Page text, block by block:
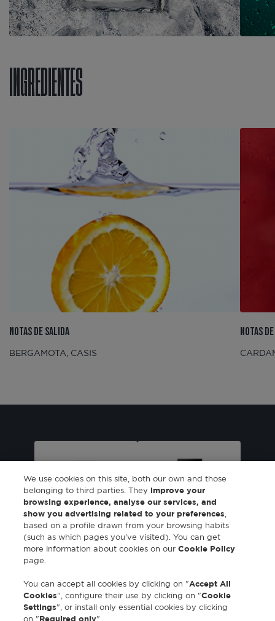
INGREDIENTES
NOTAS DE SALIDA
BERGAMOTA, CASIS
NOTAS
Eau de toilette
spray 50ml
Eau de toilette
spray 100ml
We use cookies on this site, both our own and those
belonging to third parties. They
improve your
browsing experience, analyse our services, and
show you advertising related to your preferences,
based on a profile drawn from your browsing habits
(such as which pages you've visited). You can get
more information about cookies on ourCookie Policy
page.
You can accept all cookies by clicking on "Accept All
Cookies", configure their use by clicking on "Cookie
Settings", or install only essential cookies by clicking